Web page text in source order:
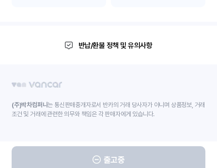
반납/환불 정책 및 유의사항
출고중
(주)박차컴퍼니는 통신판매중개자로서 반카의 거래 당사자가 아니며 상품정보, 거래
조건 및 거래에 관련한 의무와 책임은 각 판매자에게 있습니다.